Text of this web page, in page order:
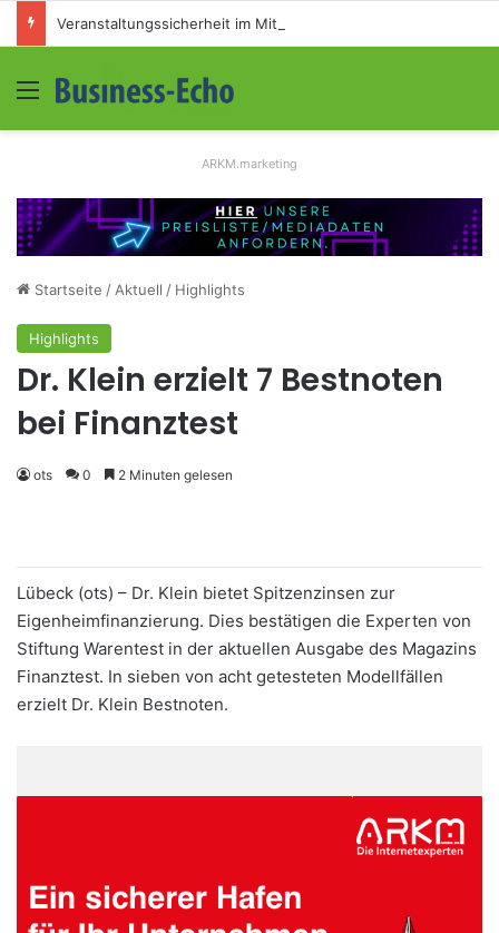
Menü
ARKM.marketing
Startseite / Aktuell / Highlights
Highlights
Dr. Klein erzielt 7 Bestnoten
bei Finanztest
ots 0 2 Minuten gelesen
Lübeck (ots) – Dr. Klein bietet Spitzenzinsen zur
Eigenheimfinanzierung. Dies bestätigen die Experten von
Stiftung Warentest in der aktuellen Ausgabe des Magazins
Finanztest. In sieben von acht getesteten Modellfällen
erzielt Dr. Klein Bestnoten.